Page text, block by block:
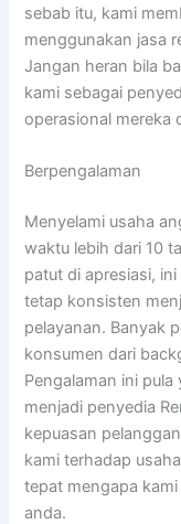
sebab itu, kami
menggunakan jasa
Jangan heran bila
kami sebagai
operasional mereka
Berpengalaman
Menyelami usaha
waktu lebih dari 10
patut di apresiasi,
tetap konsisten
pelayanan. Banyak
konsumen dari
Pengalaman ini
menjadi penyedia
kepuasan
kami terhadap
tepat mengapa
anda.